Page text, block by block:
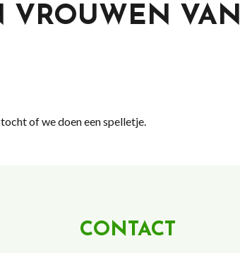
VROUWEN VAN
of we doen een spelletje.
CONTACT